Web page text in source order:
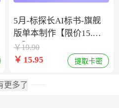
5月-标探长AI标书-旗舰
版单本制作【限价15.9
元】
￥19.90
￥ 15.95 提取卡密
更多了